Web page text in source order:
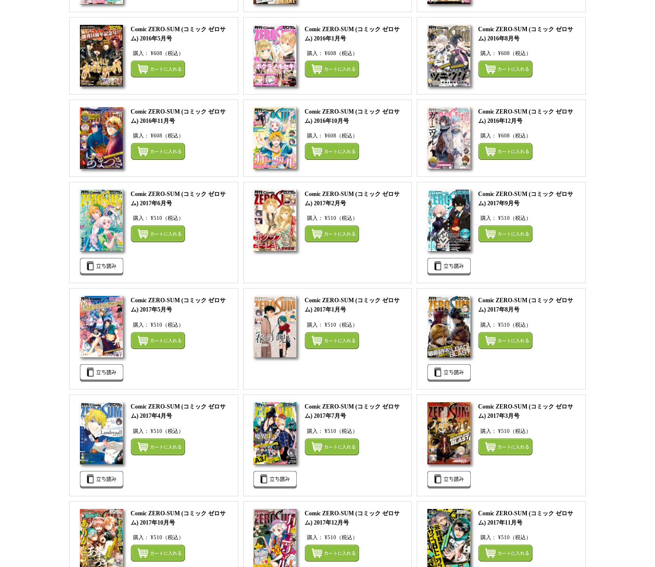
Comic ZERO-SUM (コミック ゼロサ
ム) 2016年5月号
購入： ¥608 （税込）
まとめてカートにいれる
Comic ZERO-SUM (コミック ゼロサ
ム) 2016年1月号
購入： ¥608 （税込）
まとめてカートにいれる
Comic ZERO-SUM (コミック ゼロサ
ム) 2016年8月号
購入：¥608 （税込）
Comic ZERO-SUM (コミック ゼロサ
ム) 2016年11月号
購入： ¥608 （税込）
まとめてカートにいれる
Comic ZERO-SUM (コミック ゼロサ
ム) 2016年10月号
購入： ¥608 （税込）
まとめてカートにいれる
Comic ZERO-SUM (コミック ゼロサ
ム) 2016年12月号
購入：¥608 （税込）
Comic ZERO-SUM (コミック ゼロサ
ム) 2017年6月号
購入： ¥510 （税込）
まとめてカートにいれる
Comic ZERO-SUM (コミック ゼロサ
ム) 2017年2月号
購入： ¥510 （税込）
まとめてカートにいれる
Comic ZERO-SUM (コミック ゼロサ
ム) 2017年9月号
購入：¥510 （税込）
Comic ZERO-SUM (コミック ゼロサ
ム) 2017年5月号
購入： ¥510 （税込）
まとめてカートにいれる
Comic ZERO-SUM (コミック ゼロサ
ム) 2017年1月号
購入： ¥510 （税込）
まとめてカートにいれる
Comic ZERO-SUM (コミック ゼロサ
ム) 2017年8月号
購入：¥510 （税込）
Comic ZERO-SUM (コミック ゼロサ
ム) 2017年4月号
購入： ¥510 （税込）
まとめてカートにいれる
Comic ZERO-SUM (コミック ゼロサ
ム) 2017年7月号
購入： ¥510 （税込）
まとめてカートにいれる
Comic ZERO-SUM (コミック ゼロサ
ム) 2017年3月号
購入：¥510 （税込）
Comic ZERO-SUM (コミック ゼロサ
ム) 2017年10月号
購入： ¥510 （税込）
まとめてカートにいれる
Comic ZERO-SUM (コミック ゼロサ
ム) 2017年12月号
購入： ¥510 （税込）
まとめてカートにいれる
Comic ZERO-SUM (コミック ゼロサ
ム) 2017年11月号
購入：¥510 （税込）